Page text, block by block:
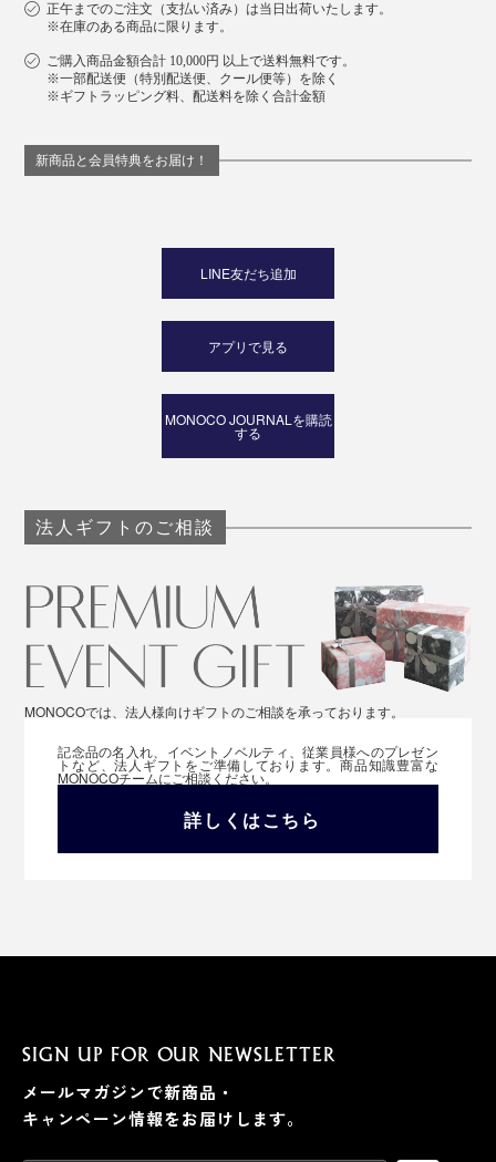
正午までのご注文（支払い済み）は当日出荷いたします。
※在庫のある商品に限ります。
ご購入商品金額合計 10,000円 以上で送料無料です。
※一部配送便（特別配送便、クール便等）を除く
※ギフトラッピング料、配送料を除く合計金額
新商品と会員特典をお届け！
LINE友だち追加
アプリで見る
MONOCO JOURNALを購読
する
法人ギフトのご相談
MONOCOでは、法人様向けギフトのご相談を承っております。
記念品の名入れ、イベントノベルティ、従業員様へのプレゼン
トなど、法人ギフトをご準備しております。商品知識豊富な
MONOCOチームにご相談ください。
詳しくはこちら
SIGN UP FOR OUR NEWSLETTER
メールマガジンで新商品・
キャンペーン情報をお届けします。